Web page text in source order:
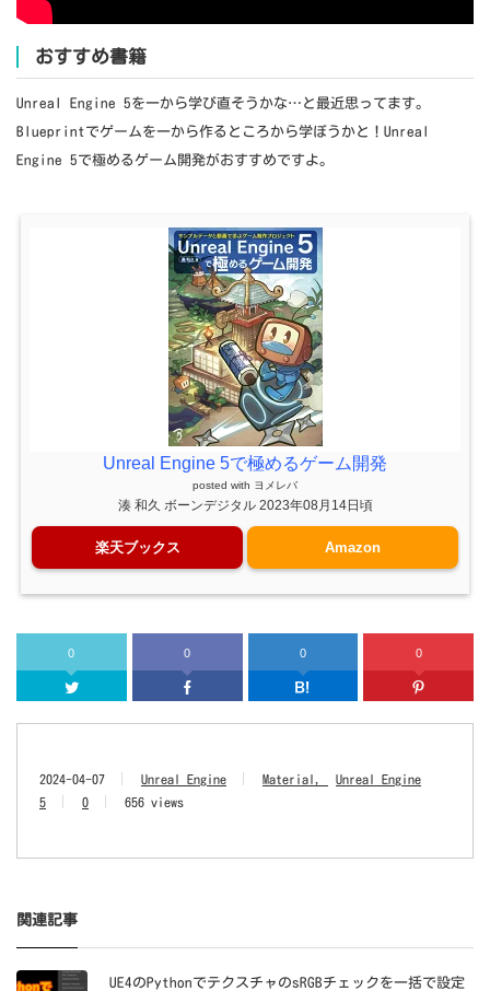
おすすめ書籍
Unreal Engine 5を一から学び直そうかな…と最近思ってます。
Blueprintでゲームを一から作るところから学ぼうかと！Unreal
Engine 5で極めるゲーム開発がおすすめですよ。
Unreal Engine 5で極めるゲーム開発
posted with ヨメレバ
湊 和久 ボーンデジタル 2023年08月14日頃
楽天ブックス Amazon
0
Twitter
0
Facebook
0
はてなブッ
0
2024-04-07 Unreal Engine Material
Unreal Engine
5
0 656 views
関連記事
UE4のPythonでテクスチャのsRGBチェックを一括で設定